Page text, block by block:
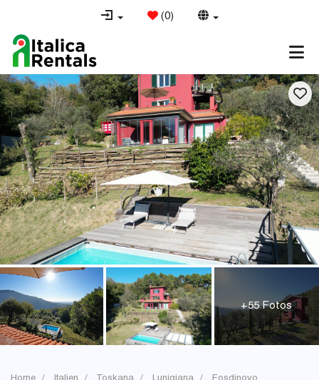
(0)
+55 Fotos